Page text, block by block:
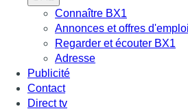
Connaître BX1
Annonces et offres d'emploi
Regarder et écouter BX1
Adresse
Publicité
Contact
Direct tv